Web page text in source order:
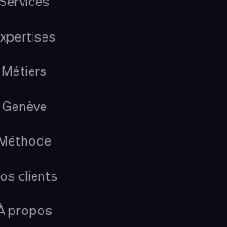
Métiers
Genève
Méthode
clients
propos